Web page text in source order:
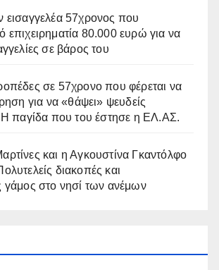
εισαγγελέα 57χρονος που
επιχειρηματία 80.000 ευρώ για να
σε βάρος του
σε 57χρονο που φέρεται να
για να «θάψει» ψευδείς
Η παγίδα που του έστησε η ΕΛ.ΑΣ.
και η Αγκουστίνα Γκαντόλφο
διακοπές και
γάμος στο νησί των ανέμων